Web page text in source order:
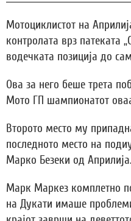
Мотоциклистот на
контролата врз патеката
водечката позиција до
Ова за него беше трета
Мото ГП шампионатот
Второто место му
последното место на
Марко Безеки од Априлија.
Марк Маркез комплетно
на Дукати имаше